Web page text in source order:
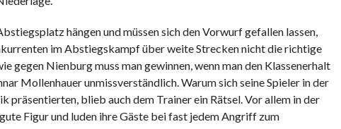
hängen und müssen sich den Vorwurf gefallen lassen,
im Abstiegskampf über weite Strecken nicht die richtige
gegen Nienburg muss man gewinnen, wenn man den Klassenerhalt
Mollenhauer unmissverständlich. Warum sich seine Spieler in der
präsentierten, blieb auch dem Trainer ein Rätsel. Vor allem in der
Figur und luden ihre Gäste bei fast jedem Angriff zum